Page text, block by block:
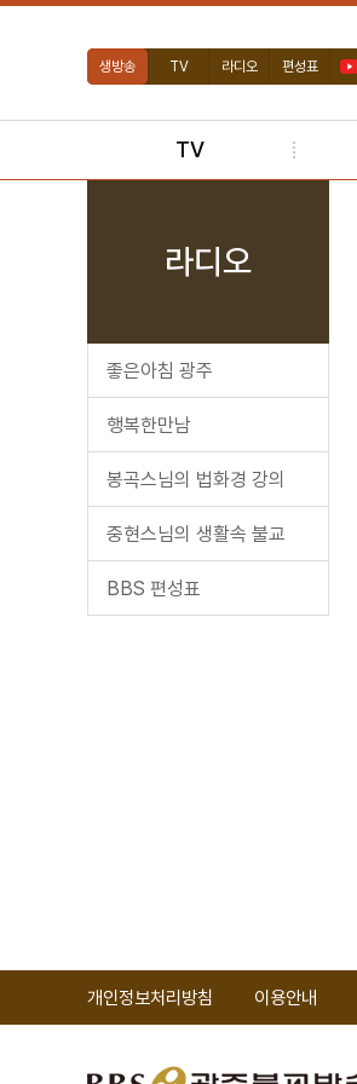
생방송 TV 라디오 편성표
TV
라디오
좋은아침 광주
행복한만남
봉곡스님의 법화경 강의
중현스님의 생활속 불교
BBS 편성표
개인정보처리방침 이용안내